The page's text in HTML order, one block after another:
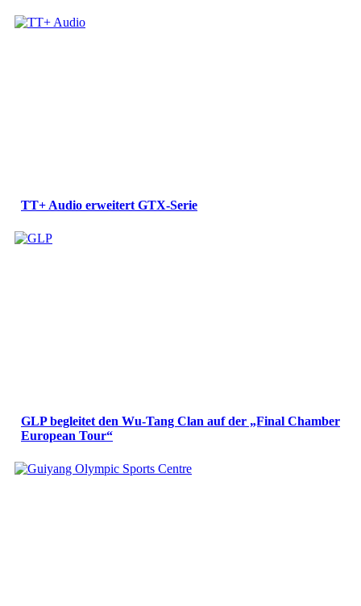
TT+ Audio erweitert GTX-Serie
GLP begleitet den Wu-Tang Clan auf der „Final Chamber
European Tour“